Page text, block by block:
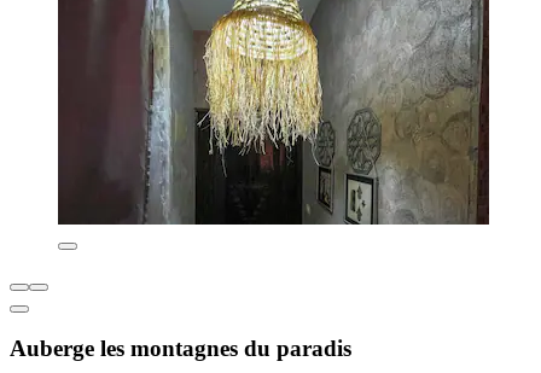
Auberge les montagnes du paradis